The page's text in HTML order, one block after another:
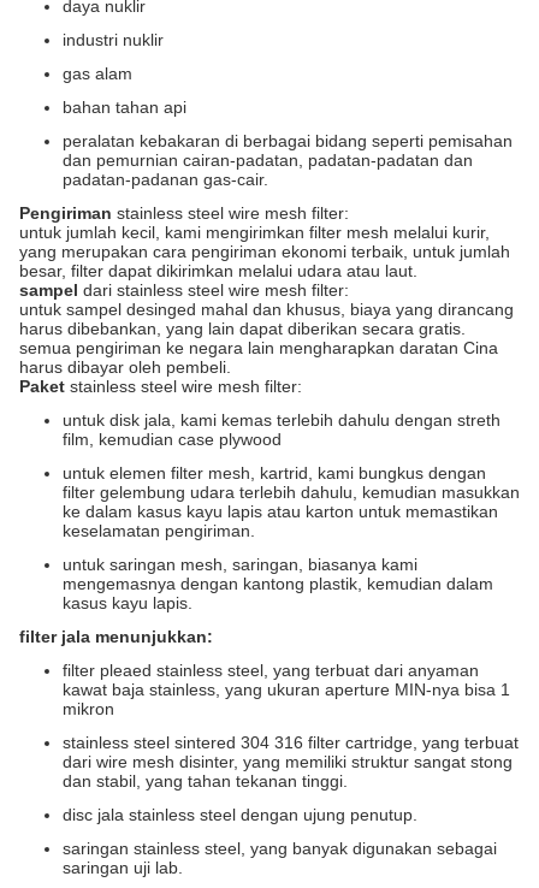
daya nuklir
industri nuklir
gas alam
bahan tahan api
peralatan kebakaran di berbagai bidang seperti pemisahan
dan pemurnian cairan-padatan, padatan-padatan dan
padatan-padanan gas-cair.
Pengiriman stainless steel wire mesh filter:
untuk jumlah kecil, kami mengirimkan filter mesh melalui kurir,
yang merupakan cara pengiriman ekonomi terbaik, untuk jumlah
besar, filter dapat dikirimkan melalui udara atau laut.
sampel dari stainless steel wire mesh filter:
untuk sampel desinged mahal dan khusus, biaya yang dirancang
harus dibebankan, yang lain dapat diberikan secara gratis.
semua pengiriman ke negara lain mengharapkan daratan Cina
harus dibayar oleh pembeli.
Paket stainless steel wire mesh filter:
untuk disk jala, kami kemas terlebih dahulu dengan streth
film, kemudian case plywood
untuk elemen filter mesh, kartrid, kami bungkus dengan
filter gelembung udara terlebih dahulu, kemudian masukkan
ke dalam kasus kayu lapis atau karton untuk memastikan
keselamatan pengiriman.
untuk saringan mesh, saringan, biasanya kami
mengemasnya dengan kantong plastik, kemudian dalam
kasus kayu lapis.
filter jala menunjukkan:
filter pleaed stainless steel, yang terbuat dari anyaman
kawat baja stainless, yang ukuran aperture MIN-nya bisa 1
mikron
stainless steel sintered 304 316 filter cartridge, yang terbuat
dari wire mesh disinter, yang memiliki struktur sangat stong
dan stabil, yang tahan tekanan tinggi.
disc jala stainless steel dengan ujung penutup.
saringan stainless steel, yang banyak digunakan sebagai
saringan uji lab.